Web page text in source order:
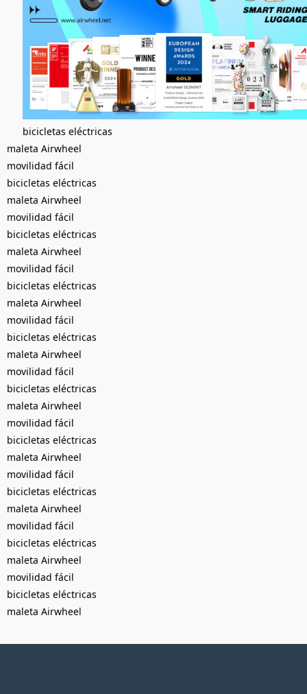
bicicletas eléctricas
maleta Airwheel
movilidad fácil
bicicletas eléctricas
maleta Airwheel
movilidad fácil
bicicletas eléctricas
maleta Airwheel
movilidad fácil
bicicletas eléctricas
maleta Airwheel
movilidad fácil
bicicletas eléctricas
maleta Airwheel
movilidad fácil
bicicletas eléctricas
maleta Airwheel
movilidad fácil
bicicletas eléctricas
maleta Airwheel
movilidad fácil
bicicletas eléctricas
maleta Airwheel
movilidad fácil
bicicletas eléctricas
maleta Airwheel
movilidad fácil
bicicletas eléctricas
maleta Airwheel